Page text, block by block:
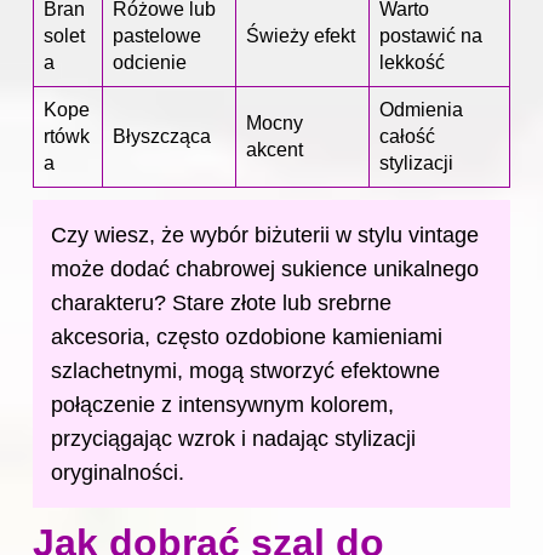
Bran
solet
a
Różowe lub
pastelowe
odcienie
Świeży efekt
Warto
postawić na
lekkość
Kope
rtówk
a
Błyszcząca
Mocny
akcent
Odmienia
całość
stylizacji
Czy wiesz, że wybór biżuterii w stylu vintage
może dodać chabrowej sukience unikalnego
charakteru? Stare złote lub srebrne
akcesoria, często ozdobione kamieniami
szlachetnymi, mogą stworzyć efektowne
połączenie z intensywnym kolorem,
przyciągając wzrok i nadając stylizacji
oryginalności.
Jak dobrać szal do